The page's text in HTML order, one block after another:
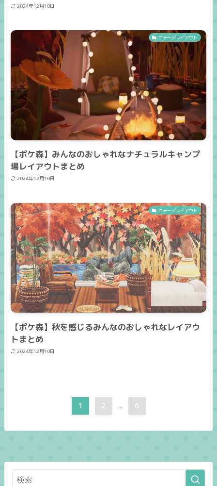
2024年12月10日
コテージレイアウト
【ポケ森】みんなのおしゃれなナチュラルキャンプ
場レイアウトまとめ
2024年12月10日
コテージレイアウト
【ポケ森】秋を感じるみんなのおしゃれなレイアウ
トまとめ
2024年12月10日
1 2 ... 6